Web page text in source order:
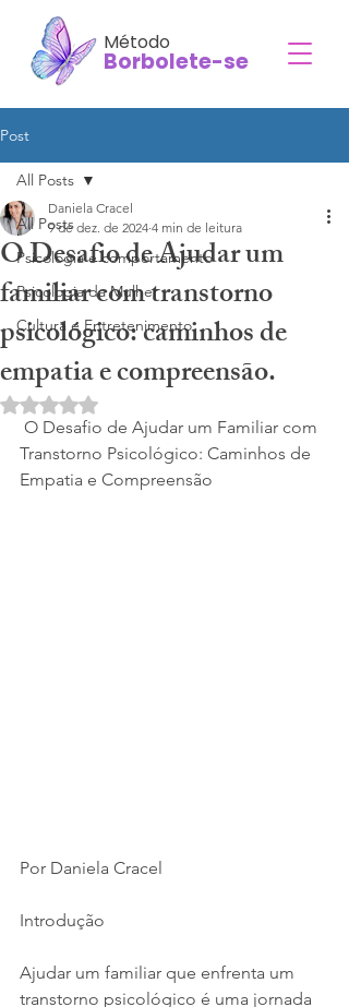
Método
Borbolete-se
Post
All Posts
Psicologia e comportamento
Psicologia da Mulher
Cultura e Entretenimento
All Posts
O Desafio de Ajudar um
familiar com transtorno
psicológico: caminhos de
empatia e compreensão.
Daniela Cracel
9 de dez. de 2024 4 min de leitura
Avaliado com NaN de 5 estrelas.
Transtorno Psicológico: Caminhos de
Empatia e Compreensão
Por Daniela Cracel
Introdução
Ajudar um familiar que enfrenta um
transtorno psicológico é uma jornada